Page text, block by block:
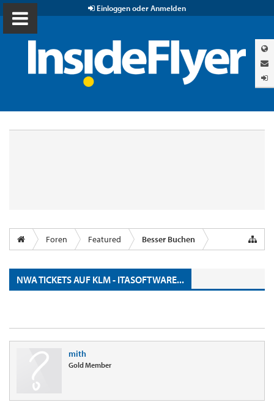
Einloggen oder Anmelden
Foren Featured Besser Buchen
NWA TICKETS AUF KLM - ITASOFTWARE...
mith
Gold Member